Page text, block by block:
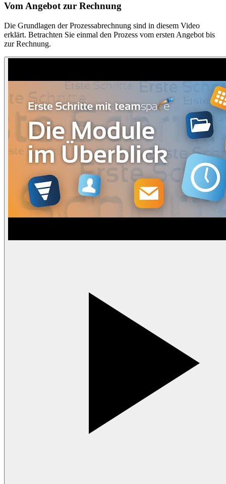
Vom Angebot zur Rechnung
Die Grundlagen der Prozessabrechnung sind in diesem Video
erklärt. Betrachten Sie einmal den Prozess vom ersten Angebot bis
zur Rechnung.